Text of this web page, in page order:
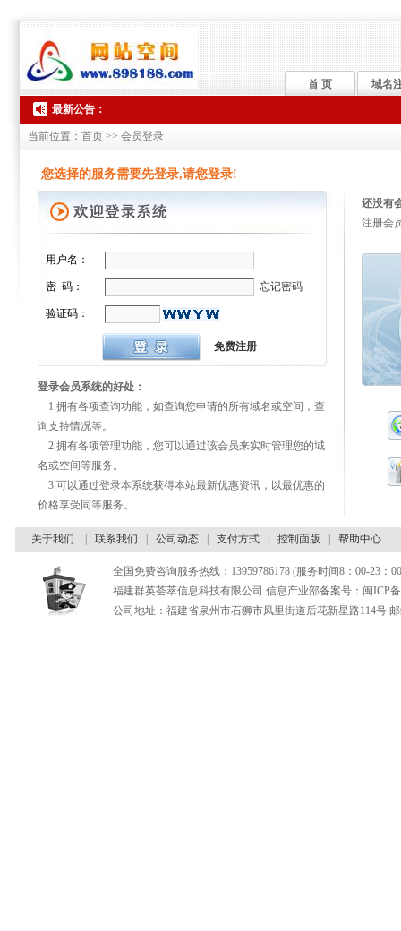
首 页
域名
最新公告：
当前位置：首页 >> 会员登录
您选择的服务需要先登录,请您登录!
用户名：
密 码： 忘记密码
验证码：
免费注册
登录会员系统的好处：
1.拥有各项查询功能，如查询您申请的所有域名或空间，查
询支持情况等。
2.拥有各项管理功能，您可以通过该会员来实时管理您的域
名或空间等服务。
3.可以通过登录本系统获得本站最新优惠资讯，以最优惠的
价格享受同等服务。
还没有
注册会
关于我们 联系我们 公司动态 支付方式 控制面版 帮助中心
全国免费咨询服务热线：13959786178 (服务时间8：00-23：
福建群英荟萃信息科技有限公司 信息产业部备案号：闽ICP备
公司地址：福建省泉州市石狮市凤里街道后花新星路114号 邮